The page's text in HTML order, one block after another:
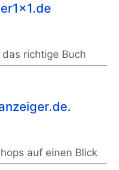
richtige Buch
auf einen Blick